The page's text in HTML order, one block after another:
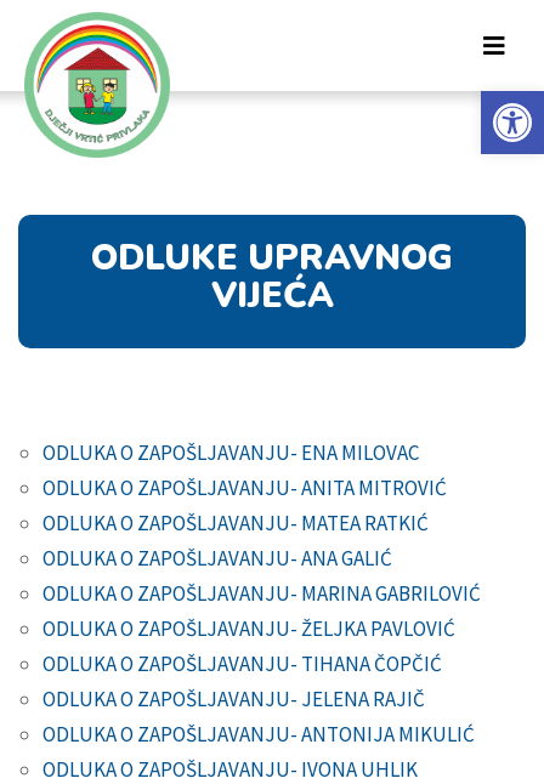
ODLUKE UPRAVNOG
VIJEĆA
ODLUKA O ZAPOŠLJAVANJU- ENA MILOVAC
ODLUKA O ZAPOŠLJAVANJU- ANITA MITROVIĆ
ODLUKA O ZAPOŠLJAVANJU- MATEA RATKIĆ
ODLUKA O ZAPOŠLJAVANJU- ANA GALIĆ
ODLUKA O ZAPOŠLJAVANJU- MARINA GABRILOVIĆ
ODLUKA O ZAPOŠLJAVANJU- ŽELJKA PAVLOVIĆ
ODLUKA O ZAPOŠLJAVANJU- TIHANA ČOPČIĆ
ODLUKA O ZAPOŠLJAVANJU- JELENA RAJIČ
ODLUKA O ZAPOŠLJAVANJU- ANTONIJA MIKULIĆ
ODLUKA O ZAPOŠLJAVANJU- IVONA UHLIK